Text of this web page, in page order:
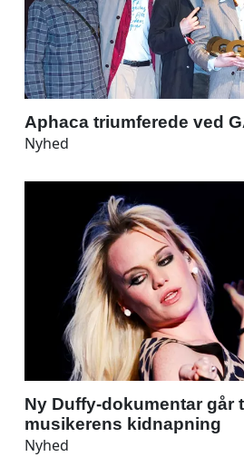
Aphaca triumferede ved
Nyhed
Ny Duffy-dokumentar går
musikerens kidnapning
Nyhed